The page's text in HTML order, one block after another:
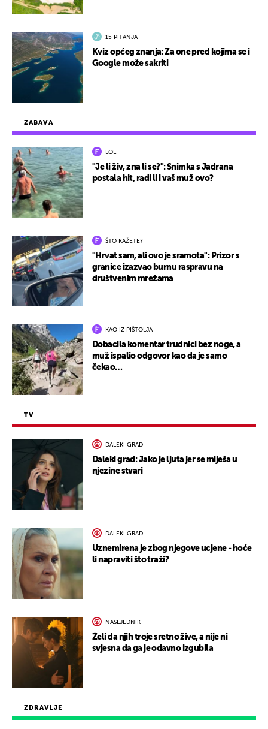
ZDRAVLJE
ZABAVA
LOL
"Je li živ, zna li se?": Snimka s Jadrana
postala hit, radi li i vaš muž ovo?
ŠTO KAŽETE?
"Hrvat sam, ali ovo je sramota": Prizor s
granice izazvao burnu raspravu na
društvenim mrežama
KAO IZ PIŠTOLJA
Dobacila komentar trudnici bez noge, a
muž ispalio odgovor kao da je samo
čekao…
TV
DALEKI GRAD
Daleki grad: Jako je ljuta jer se miješa u
njezine stvari
DALEKI GRAD
Uznemirena je zbog njegove ucjene - hoće
li napraviti što traži?
NASLJEDNIK
Želi da njih troje sretno žive, a nije ni
svjesna da ga je odavno izgubila
15 PITANJA
Kviz općeg znanja: Za one pred kojima se i
Google može sakriti